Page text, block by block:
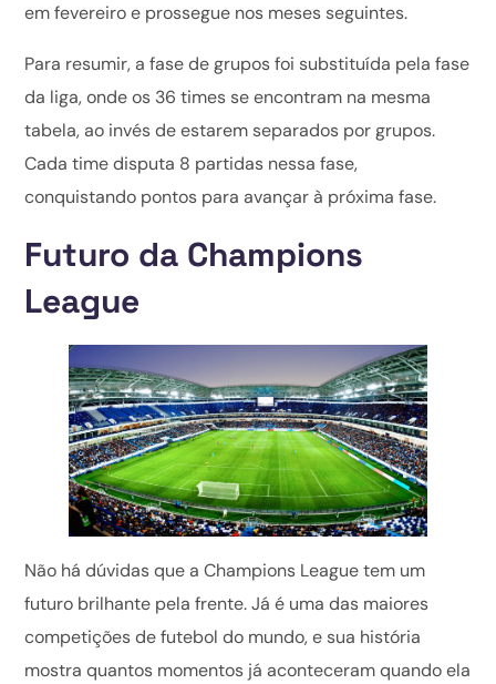
em fevereiro e prossegue nos meses seguintes.
Para resumir, a fase de grupos foi substituída pela fase
da liga, onde os 36 times se encontram na mesma
tabela, ao invés de estarem separados por grupos.
Cada time disputa 8 partidas nessa fase,
conquistando pontos para avançar à próxima fase.
Futuro da Champions
League
Não há dúvidas que a Champions League tem um
futuro brilhante pela frente. Já é uma das maiores
competições de futebol do mundo, e sua história
mostra quantos momentos já aconteceram quando ela